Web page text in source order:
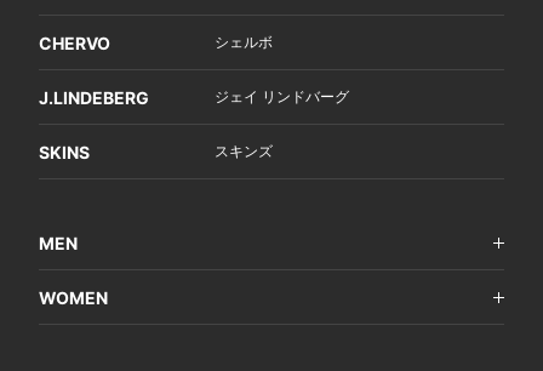
CHERVO シェルボ
J.LINDEBERG ジェイ リンドバーグ
SKINS スキンズ
MEN
WOMEN